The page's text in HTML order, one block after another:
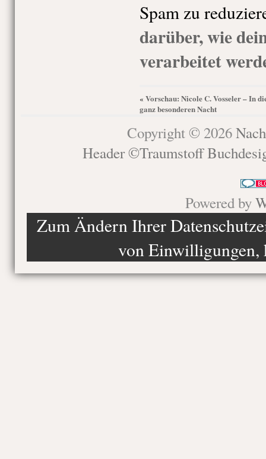
Spam zu
darüber, wie
verarbeitet
« Vorschau: Nicole C. Vosseler – In
ganz besonderen Nacht
Copyright © 2026
Header ©Traumstoff
Powered by
Zum Ändern Ihrer
von